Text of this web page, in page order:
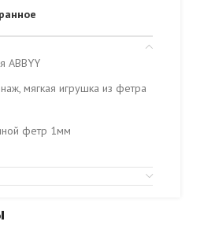
ABBYY
мягкая игрушка из фетра
фетр 1мм